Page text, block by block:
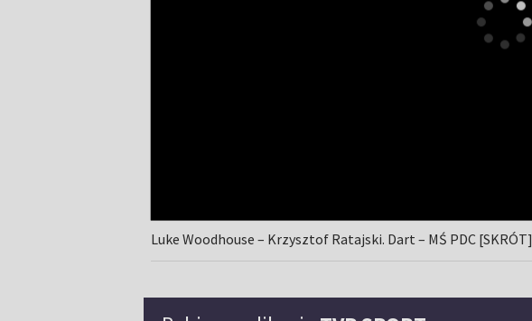
Luke Woodhouse – Krzysztof Ratajski. Dart – MŚ PDC [SKRÓT]